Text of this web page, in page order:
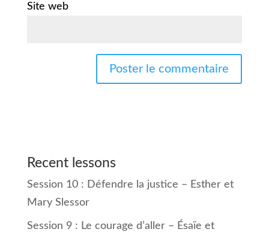
Site web
Recent lessons
Session 10 : Défendre la justice – Esther et
Mary Slessor
Session 9 : Le courage d’aller – Ésaïe et